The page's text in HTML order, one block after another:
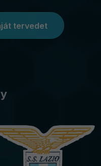
tervedet